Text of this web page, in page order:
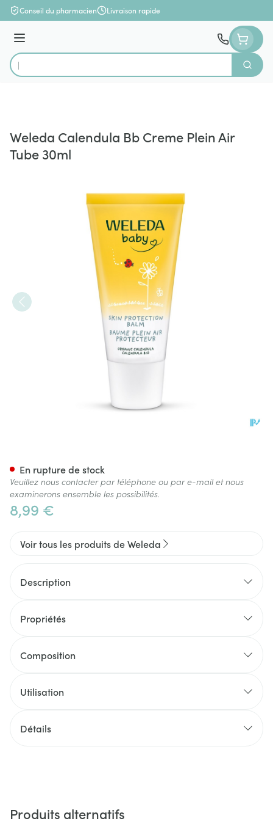
Aller au contenu
Conseil du pharmacien Livraison rapide
Menu
Rechercher
Weleda Calendula Bb Creme Plein Air
Tube 30ml
8,99 €
En rupture de stock
Veuillez nous contacter par téléphone ou par e-mail et nous
examinerons ensemble les possibilités.
Voir tous les produits de Weleda
Description
Propriétés
Composition
Utilisation
Détails
Produits alternatifs